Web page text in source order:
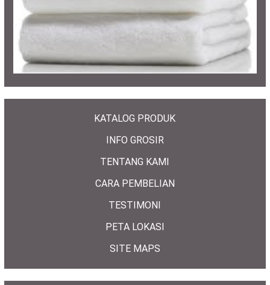
KATALOG PRODUK
INFO GROSIR
TENTANG KAMI
CARA PEMBELIAN
TESTIMONI
PETA LOKASI
SITE MAPS